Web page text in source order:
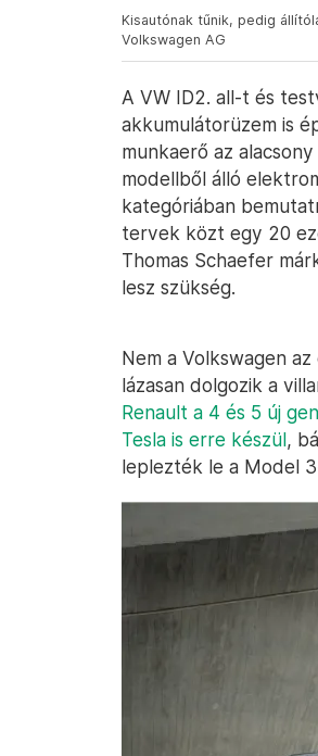
Kisautónak tűnik, pedig
Volkswagen AG
A VW ID2. all-t és
akkumulátorüzem is
munkaerő az
modellből álló
kategóriában
tervek közt egy 20
Thomas Schaefer
lesz szükség.
Nem a Volkswagen
lázasan dolgozik a
Renault a 4 és 5 új
Tesla is erre készül,
leplezték le a Model